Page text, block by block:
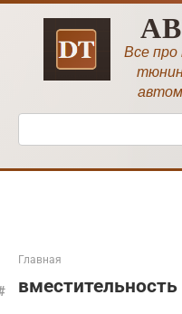
Перейти
Все про
Поиск:
Главная
вместительность